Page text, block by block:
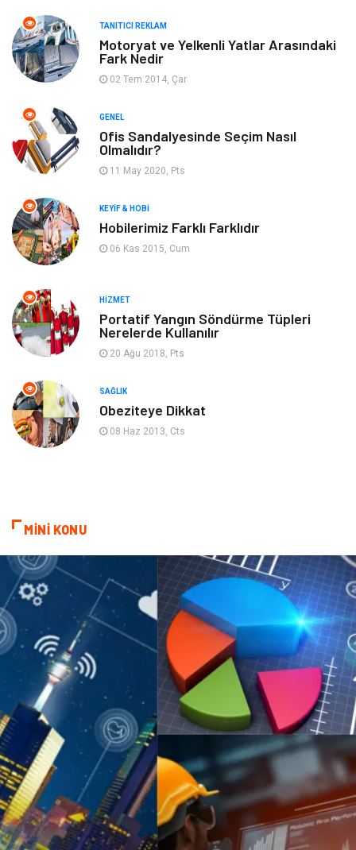
Müzik
Gayrimenkul
Genel Kültür Emlak
Mobilya göz sağlığı
Astroloji
Cam
Bebek Giyim Veteriner
oğlak burcu kadını
Çadır
TANITICI REKLAM
Motoryat ve Yelkenli Yatlar Arasındaki
Fark Nedir
02 Tem 2014, Çar
GENEL
Ofis Sandalyesinde Seçim Nasıl
Olmalıdır?
11 May 2020, Pts
KEYIF & HOBI
Hobilerimiz Farklı Farklıdır
06 Kas 2015, Cum
HIZMET
Portatif Yangın Söndürme Tüpleri
Nerelerde Kullanılır
20 Ağu 2018, Pts
SAĞLIK
Obeziteye Dikkat
08 Haz 2013, Cts
MİNİ KONU